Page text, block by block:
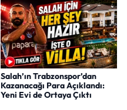
Salah’ın Trabzonspor’dan
Kazanacağı Para Açıklandı:
Yeni Evi de Ortaya Çıktı